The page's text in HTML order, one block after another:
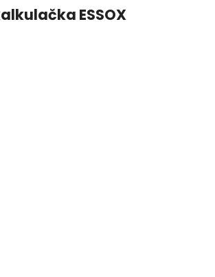
ESSOX